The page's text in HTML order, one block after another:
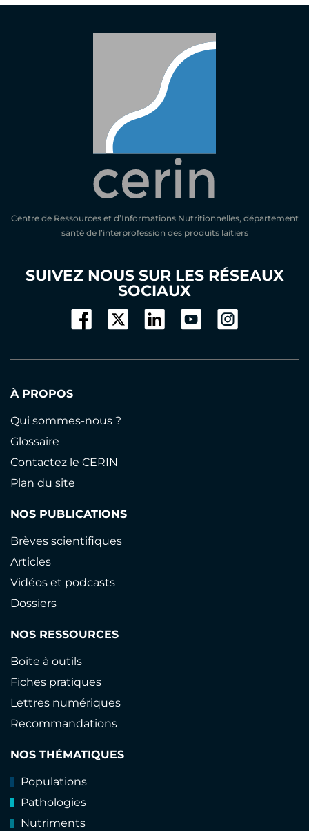
Centre de Ressources et d’Informations Nutritionnelles, département
santé de l’interprofession des produits laitiers
SUIVEZ NOUS SUR LES RÉSEAUX
SOCIAUX
À PROPOS
Qui sommes-nous ?
Glossaire
Contactez le CERIN
Plan du site
NOS PUBLICATIONS
Brèves scientifiques
Articles
Vidéos et podcasts
Dossiers
NOS RESSOURCES
Boite à outils
Fiches pratiques
Lettres numériques
Recommandations
NOS THÉMATIQUES
Populations
Pathologies
Nutriments